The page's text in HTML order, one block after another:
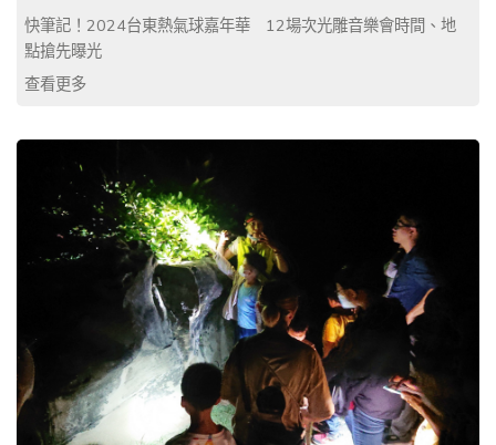
快筆記！2024台東熱氣球嘉年華 12場次光雕音樂會時間、地
點搶先曝光
查看更多